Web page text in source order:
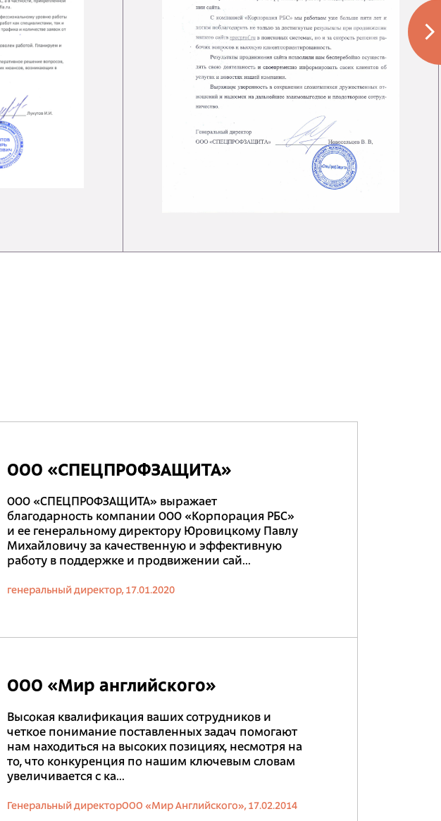
ООО «СПЕЦПРОФЗАЩИТА»
ООО «СПЕЦПРОФЗАЩИТА» выражает
благодарность компании ООО «Корпорация РБС»
и ее генеральному директору Юровицкому Павлу
Михайловичу за качественную и эффективную
работу в поддержке и продвижении сай...
генеральный директор, 17.01.2020
ООО «Мир английского»
Высокая квалификация ваших сотрудников и
четкое понимание поставленных задач помогают
нам находиться на высоких позициях, несмотря на
то, что конкуренция по нашим ключевым словам
увеличивается с ка...
Генеральный директорООО «Мир Английского», 17.02.2014